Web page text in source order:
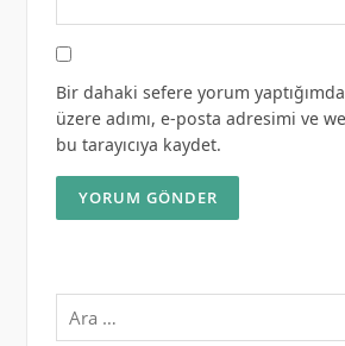
Bir dahaki sefere yorum
üzere adımı, e-posta adresimi ve
bu tarayıcıya kaydet.
Arama: